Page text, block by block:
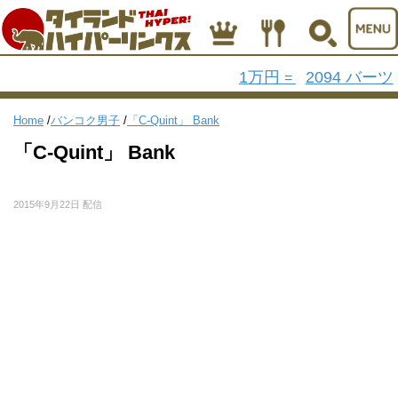
1万円 = 2094 バーツ
Home /バンコク男子 / 「C-Quint」 Bank
「C-Quint」 Bank
2015年9月22日 配信